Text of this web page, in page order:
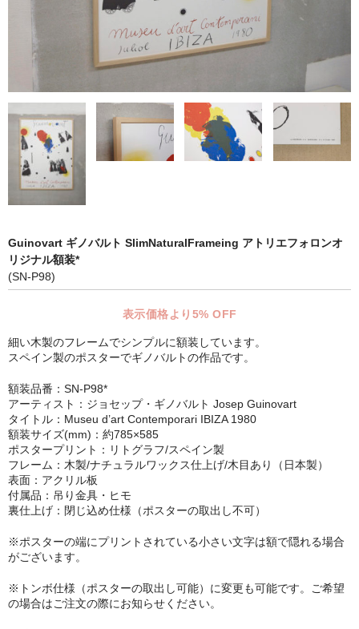
マット・インナー
吊りフック
吊り金具＆ヒモセット
簡単スタンド
額装テープ
額縁用黄袋
LP・CDフレーム
シンプルLPフレームセット
アートポスター
アートポスター一覧
Instagram紹介商品
エンゾ・マーリ【Enzo Mari】
ダネーゼ【DANESE MILANO】
アンディ・ウォーホル
Guinovart ギノバルト SlimNaturalFrameing アトリエフォロンオ
リジナル額装*
(SN-P98)
表示価格より5% OFF
細い木製のフレームでシンプルに額装しています。
スペイン製のポスターでギノバルトの作品です。
額装品番：SN-P98*
アーティスト：ジョセップ・ギノバルト Josep Guinovart
タイトル：Museu d’art Contemporari IBIZA 1980
額装サイズ(mm)：約785×585
ポスタープリント：リトグラフ/スペイン製
フレーム：木製/ナチュラルワックス仕上げ/木目あり（日本製）
表面：アクリル板
付属品：吊り金具・ヒモ
裏仕上げ：閉じ込め仕様（ポスターの取出し不可）
※ポスターの端にプリントされている小さい文字は額で隠れる場合
がございます。
※トンボ仕様（ポスターの取出し可能）に変更も可能です。ご希望
の場合はご注文の際にお知らせください。